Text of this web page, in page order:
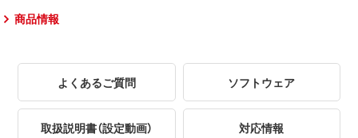
商品情報
よくあるご質問 ソフトウェア
取扱説明書（設定動画） 対応情報